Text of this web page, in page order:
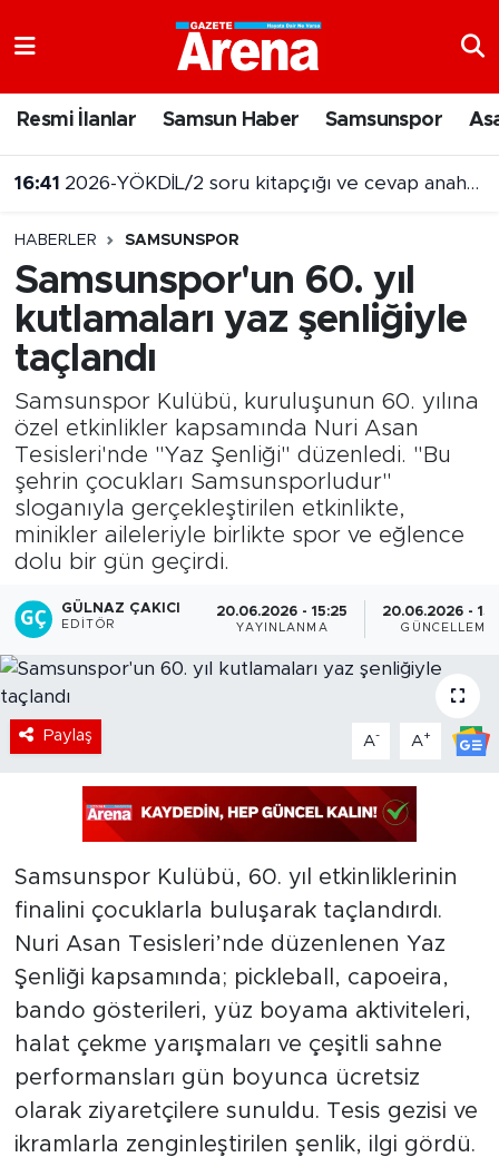
Resmi İlanlar Samsun Haber Samsunspor
16:41 2026-YÖKDİL/2 soru kitapçığı ve cevap anahtarı yayımlandı
HABERLER SAMSUNSPOR
Samsunspor'un 60. yıl
kutlamaları yaz şenliğiyle
taçlandı
Samsunspor Kulübü, kuruluşunun 60. yılına
özel etkinlikler kapsamında Nuri Asan
Tesisleri'nde "Yaz Şenliği" düzenledi. "Bu
şehrin çocukları Samsunsporludur"
sloganıyla gerçekleştirilen etkinlikte,
minikler aileleriyle birlikte spor ve eğlence
dolu bir gün geçirdi.
GÜLNAZ ÇAKICI
EDITÖR
20.06.2026 - 15:25
YAYINLANMA
20.06.2026 -
GÜNCELLEME
Paylaş A- A+
Samsunspor Kulübü, 60. yıl etkinliklerinin
finalini çocuklarla buluşarak taçlandırdı.
Nuri Asan Tesisleri’nde düzenlenen Yaz
Şenliği kapsamında; pickleball, capoeira,
bando gösterileri, yüz boyama aktiviteleri,
halat çekme yarışmaları ve çeşitli sahne
performansları gün boyunca ücretsiz
olarak ziyaretçilere sunuldu. Tesis gezisi ve
ikramlarla zenginleştirilen şenlik, ilgi gördü.
Süper Lig Puan Durumu ve Fikstür
Tüm Manşetler
Son Dakika Haberleri
Haber Arşivi